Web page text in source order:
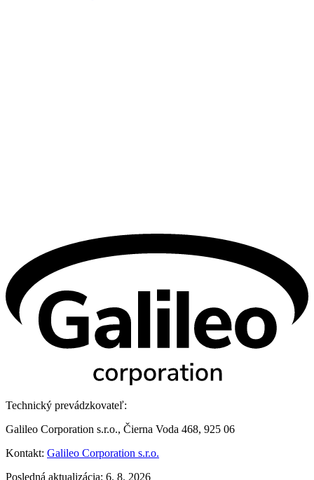
Technický prevádzkovateľ:
Galileo Corporation s.r.o., Čierna Voda 468, 925 06
Kontakt: Galileo Corporation s.r.o.
Posledná aktualizácia: 6. 8. 2026